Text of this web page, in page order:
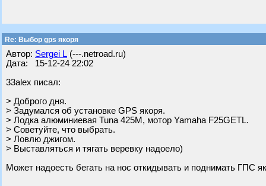
Re: Выбор gps якоря
Автор: Sergei L (---.netroad.ru)
Дата: 15-12-24 22:02
33alex писал:
> Доброго дня.
> Задумался об установке GPS якоря.
> Лодка алюминиевая Tuna 425M, мотор Yamaha F25GETL.
> Советуйте, что выбрать.
> Ловлю джигом.
> Выставляться и тягать веревку надоело)
Может надоесть бегать на нос откидывать и поднимать ГПС